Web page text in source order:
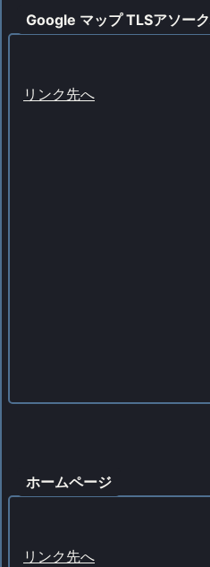
Google マップ TLSアソー
リンク先へ
ホームページ
リンク先へ